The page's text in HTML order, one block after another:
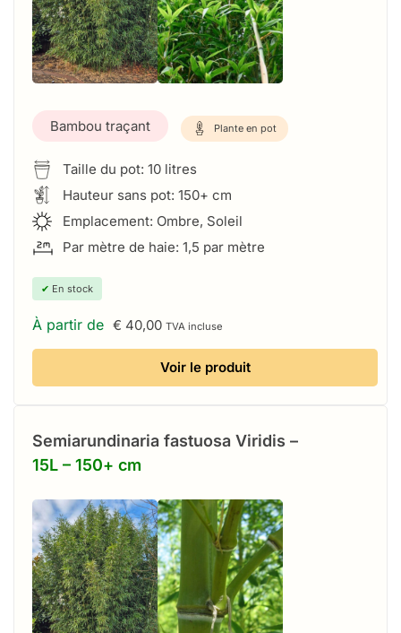
Bambou traçant Plante en pot
Taille du pot: 10 litres
Hauteur sans pot: 150+ cm
Emplacement: Ombre, Soleil
Par mètre de haie: 1,5 par mètre
✔ En stock
À partir de € 40,00 TVA incluse
Voir le produit
Semiarundinaria fastuosa Viridis –
15L – 150+ cm